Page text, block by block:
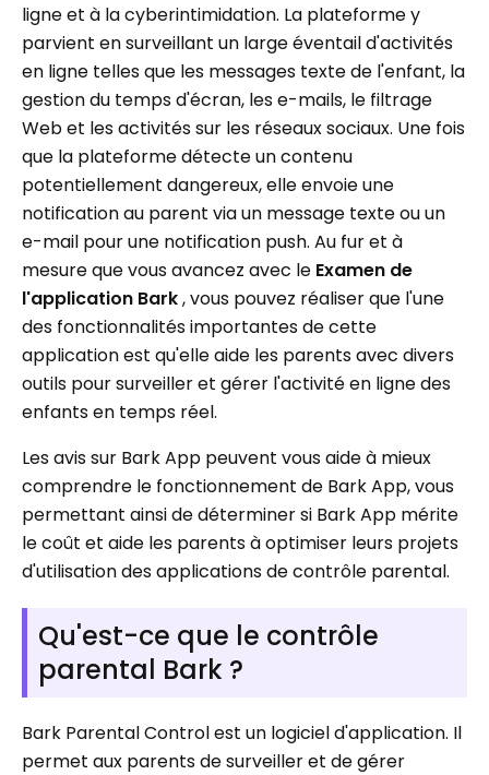
ligne et à la cyberintimidation. La plateforme y
parvient en surveillant un large éventail d'activités
en ligne telles que les messages texte de l'enfant, la
gestion du temps d'écran, les e-mails, le filtrage
Web et les activités sur les réseaux sociaux. Une fois
que la plateforme détecte un contenu
potentiellement dangereux, elle envoie une
notification au parent via un message texte ou un
e-mail pour une notification push. Au fur et à
mesure que vous avancez avec le Examen de
l'application Bark, vous pouvez réaliser que l'une
des fonctionnalités importantes de cette
application est qu'elle aide les parents avec divers
outils pour surveiller et gérer l'activité en ligne des
enfants en temps réel.
Les avis sur Bark App peuvent vous aide à mieux
comprendre le fonctionnement de Bark App, vous
permettant ainsi de déterminer si Bark App mérite
le coût et aide les parents à optimiser leurs projets
d'utilisation des applications de contrôle parental.
Qu'est-ce que le contrôle
parental Bark ?
Bark Parental Control est un logiciel d'application. Il
permet aux parents de surveiller et de gérer